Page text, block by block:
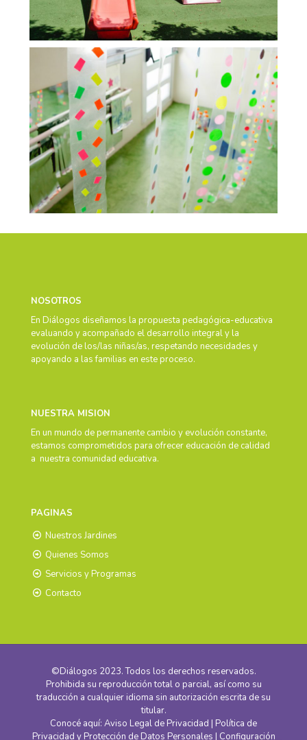
NOSOTROS
En Diálogos diseñamos la propuesta pedagógica-educativa
evaluando y acompañado el desarrollo integral y la
evolución de los/las niñas/as, respetando necesidades y
apoyando a las familias en este proceso.
NUESTRA MISION
En un mundo de permanente cambio y evolución constante,
estamos comprometidos para ofrecer educación de calidad
a nuestra comunidad educativa.
PAGINAS
Nuestros Jardines
Quienes Somos
Servicios y Programas
Contacto
©Diálogos 2023. Todos los derechos reservados.
Prohibida su reproducción total o parcial, así como su
traducción a cualquier idioma sin autorización escrita de su
titular.
Conocé aquí: Aviso Legal de Privacidad | Política de
Privacidad y Protección de Datos Personales | Configuración